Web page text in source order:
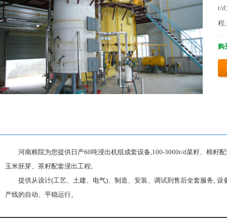
t/d
程;
购
河南粮院为您提供日产60吨浸出机组成套设备,100-3000t/d菜籽、棉籽配
玉米胚芽、茶籽配套浸出工程;
提供从设计(工艺、土建、电气)、制造、安装、调试到售后全套服务; 设
产线的自动、平稳运行。